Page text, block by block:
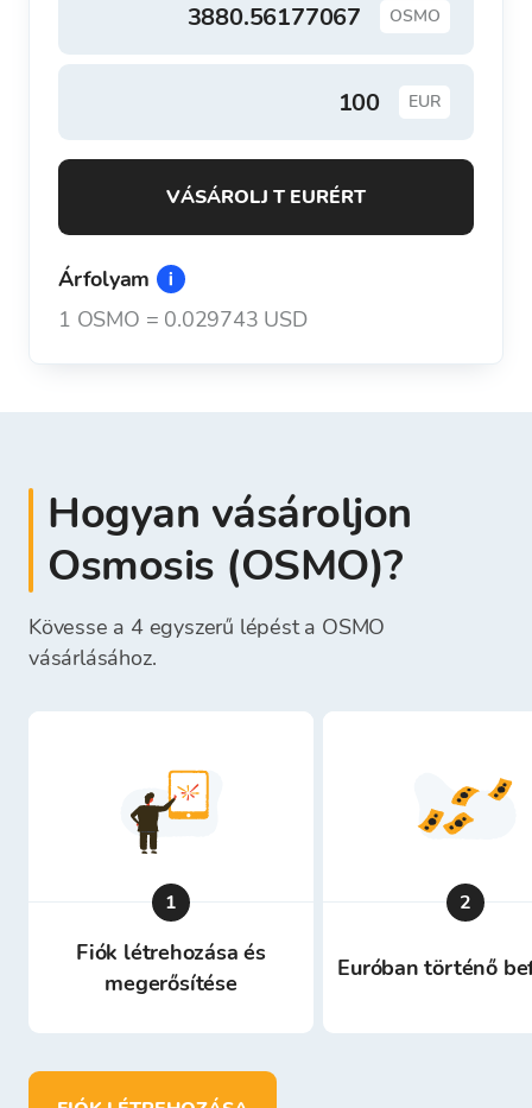
OSMO
EUR
VÁSÁROLJ T EURÉRT
Árfolyam
1 OSMO = 0.029743 USD
Hogyan vásároljon
Osmosis (OSMO)?
Kövesse a 4 egyszerű lépést a OSMO
vásárlásához.
1
Fiók létrehozása és
megerősítése
2
Euróban történő